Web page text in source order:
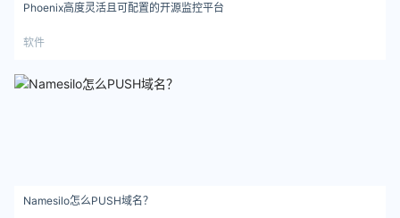
Phoenix高度灵活且可配置的开源监控平台
软件
Namesilo怎么PUSH域名？